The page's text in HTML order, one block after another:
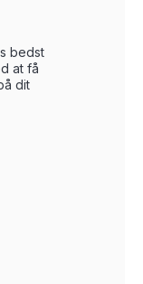
bedst
at få
dit